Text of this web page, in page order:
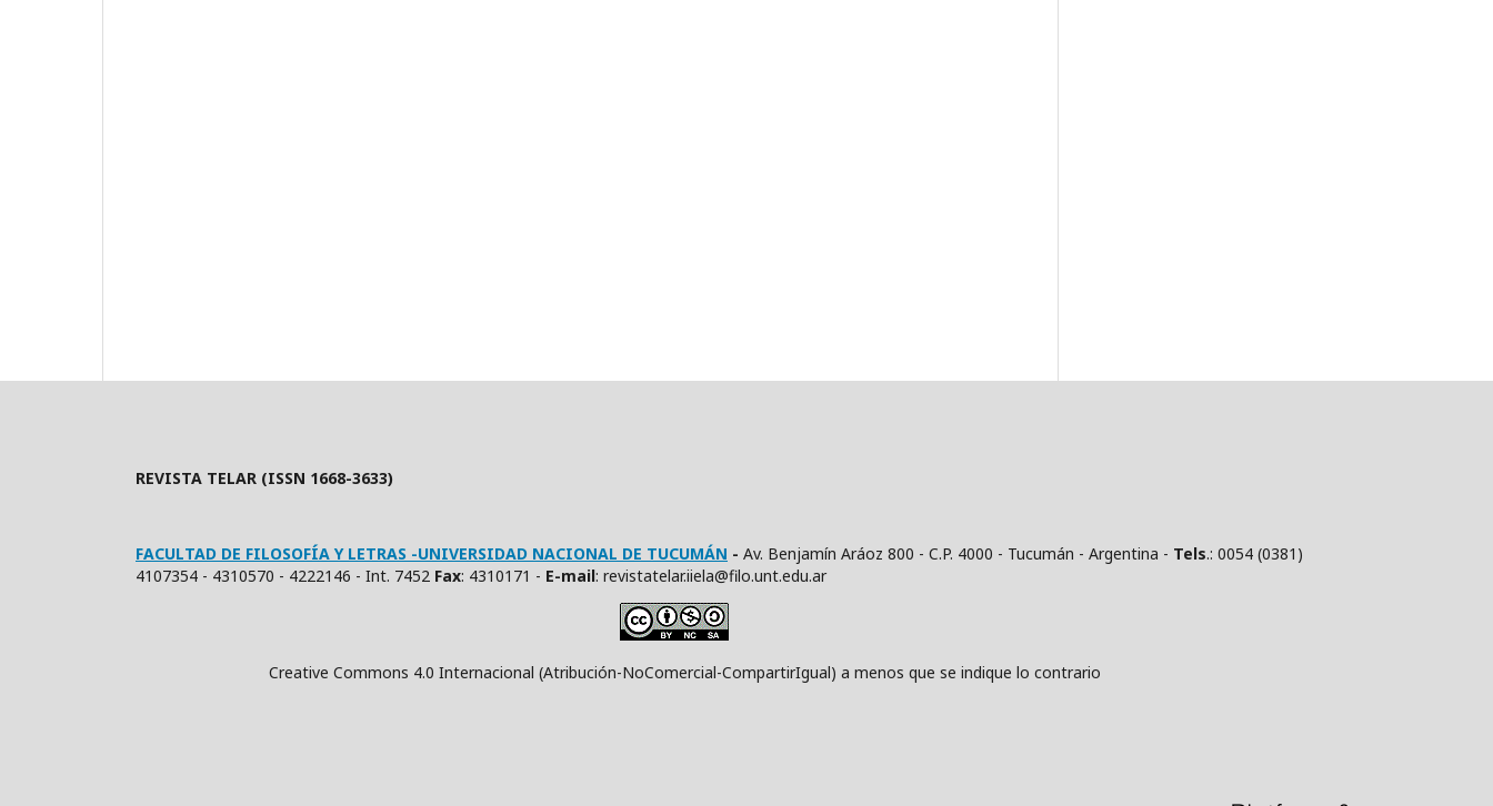
REVISTA TELAR (ISSN 1668-3633)
FACULTAD DE FILOSOFÍA Y LETRAS -UNIVERSIDAD NACIONAL DE TUCUMÁN - Av. Benjamín Aráoz 800 - C.P. 4000 - Tucumán - Argentina - Tels.: 0054 (0381)
4107354 - 4310570 - 4222146 - Int. 7452 Fax: 4310171 - E-mail: revistatelar.iiela@filo.unt.edu.ar
Creative Commons 4.0 Internacional (Atribución-NoComercial-CompartirIgual) a menos que se indique lo contrario